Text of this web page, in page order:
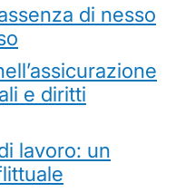
di nesso
e diritti
lavoro: un